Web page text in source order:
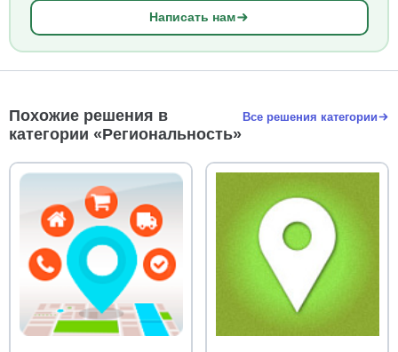
Написать нам
Похожие решения в
категории «Региональность»
Все решения категории